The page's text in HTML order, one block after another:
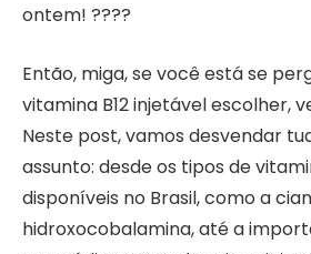
ontem! ????
Então, miga, se você está se
vitamina B12 injetável escolher,
Neste post, vamos desvendar
assunto: desde os tipos de
disponíveis no Brasil, como a
hidroxocobalamina, até a